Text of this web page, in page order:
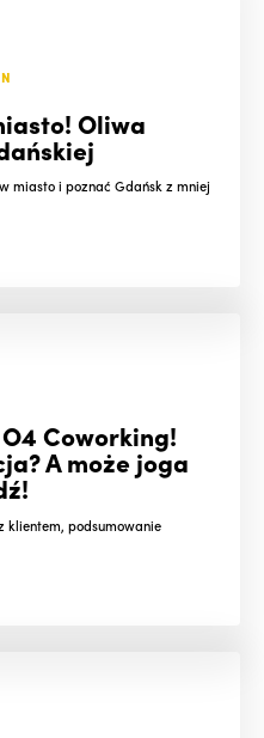
Oliwa
miasto i poznać Gdańsk z mniej
Coworking!
A może joga
klientem, podsumowanie